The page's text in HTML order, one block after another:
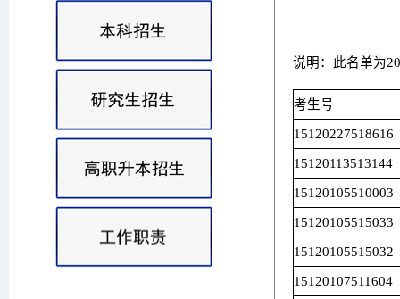
说明：此名单为
考生号
15120227518616
15120113513144
15120105510003
15120105515033
15120105515032
15120107511604